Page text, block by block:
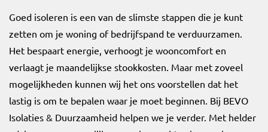
Goed isoleren is een van de slimste stappen die je kunt
zetten om je woning of bedrijfspand te verduurzamen.
Het bespaart energie, verhoogt je wooncomfort en
verlaagt je maandelijkse stookkosten. Maar met zoveel
mogelijkheden kunnen wij het ons voorstellen dat het
lastig is om te bepalen waar je moet beginnen. Bij BEVO
Isolaties & Duurzaamheid helpen we je verder. Met helder